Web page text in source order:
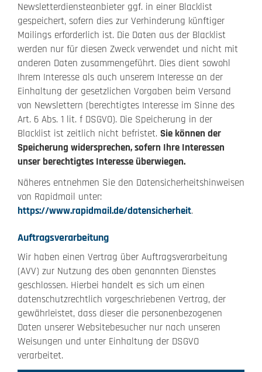
Newsletterdiensteanbieter ggf. in einer Blacklist
gespeichert, sofern dies zur Verhinderung künftiger
Mailings erforderlich ist. Die Daten aus der Blacklist
werden nur für diesen Zweck verwendet und nicht mit
anderen Daten zusammengeführt. Dies dient sowohl
Ihrem Interesse als auch unserem Interesse an der
Einhaltung der gesetzlichen Vorgaben beim Versand
von Newslettern (berechtigtes Interesse im Sinne des
Art. 6 Abs. 1 lit. f DSGVO). Die Speicherung in der
Blacklist ist zeitlich nicht befristet. Sie können der
Speicherung widersprechen, sofern Ihre Interessen
unser berechtigtes Interesse überwiegen.
Näheres entnehmen Sie den Datensicherheitshinweisen
von Rapidmail unter:
https://www.rapidmail.de/datensicherheit.
Auftragsverarbeitung
Wir haben einen Vertrag über Auftragsverarbeitung
(AVV) zur Nutzung des oben genannten Dienstes
geschlossen. Hierbei handelt es sich um einen
datenschutzrechtlich vorgeschriebenen Vertrag, der
gewährleistet, dass dieser die personenbezogenen
Daten unserer Websitebesucher nur nach unseren
Weisungen und unter Einhaltung der DSGVO
verarbeitet.